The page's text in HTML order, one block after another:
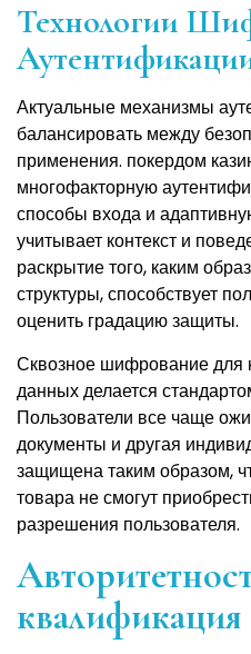
Технологии
Актуальные механизмы
балансировать между
применения. покердом
многофакторную
способы входа и
учитывает контекст и
раскрытие того, каким
структуры, способствует
оценить градацию защиты.
Сквозное шифрование для
данных делается
Пользователи все чаще
документы и другая
защищена таким образом,
товара не смогут
разрешения пользователя.
квалификация